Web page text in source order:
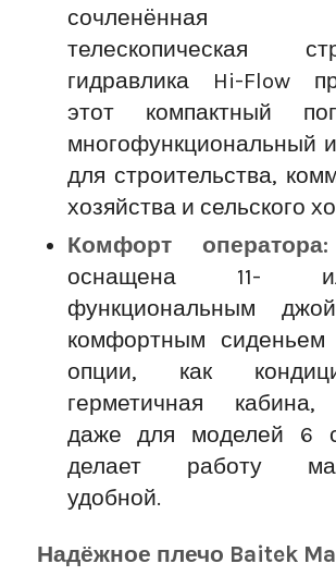
телескопическая
гидравлика Hi-Flow
этот компактный
многофункциональный
для строительства,
хозяйства и сельского
Комфорт оператора:
оснащена 11-
функциональным
комфортным
опции, как
герметичная кабина,
даже для моделей 6
делает работу
удобной.
Надёжное плечо Baitek